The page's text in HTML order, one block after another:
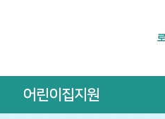
어린이집지원